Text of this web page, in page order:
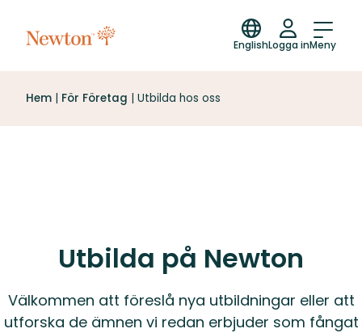
EnglishLogga inMeny
Hem | För Företag | Utbilda hos oss
Utbilda på Newton
Välkommen att föreslå nya utbildningar eller att
utforska de ämnen vi redan erbjuder som fångat